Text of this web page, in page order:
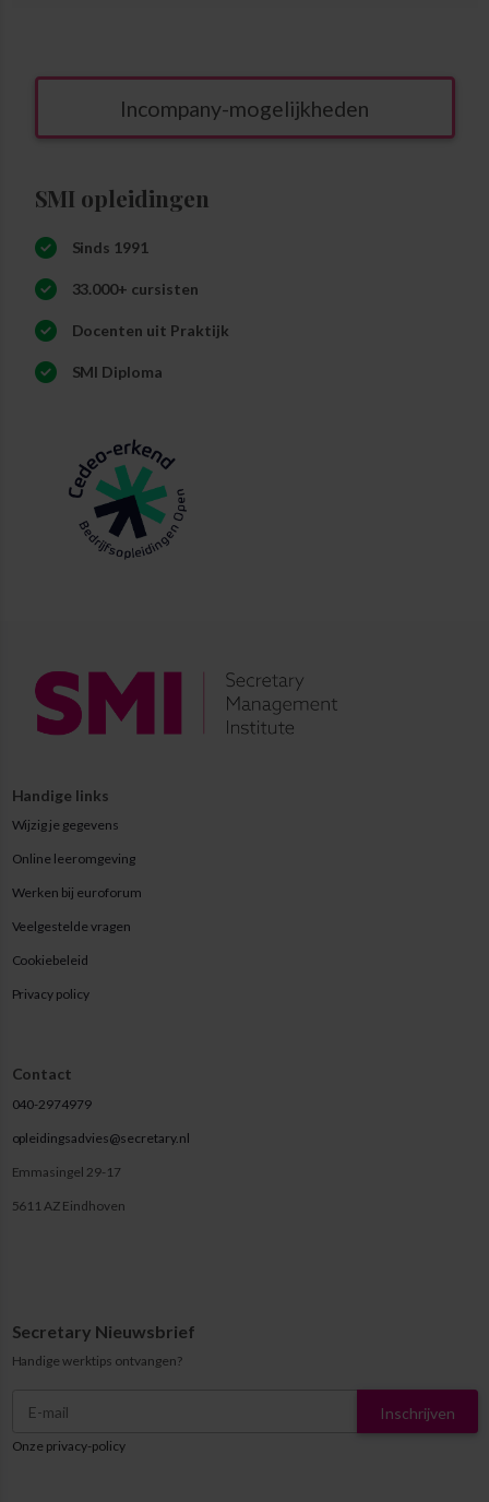
Incompany-mogelijkheden
SMI opleidingen
Sinds 1991
33.000+ cursisten
Docenten uit Praktijk
SMI Diploma
Handige links
Wijzig je gegevens
Online leeromgeving
Werken bij euroforum
Veelgestelde vragen
Cookiebeleid
Privacy policy
Contact
040-2974979
opleidingsadvies@secretary.nl
Emmasingel 29-17
5611 AZ Eindhoven
Secretary Nieuwsbrief
Handige werktips ontvangen?
Inschrijven
Onze privacy-policy